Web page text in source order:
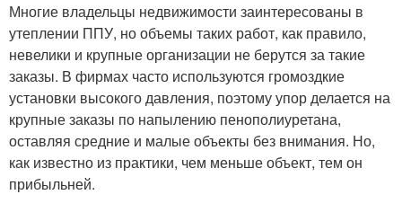
Многие владельцы недвижимости заинтересованы в
утеплении ППУ, но объемы таких работ, как правило,
невелики и крупные организации не берутся за такие
заказы. В фирмах часто используются громоздкие
установки высокого давления, поэтому упор делается на
крупные заказы по напылению пенополиуретана,
оставляя средние и малые объекты без внимания. Но,
как известно из практики, чем меньше объект, тем он
прибыльней.